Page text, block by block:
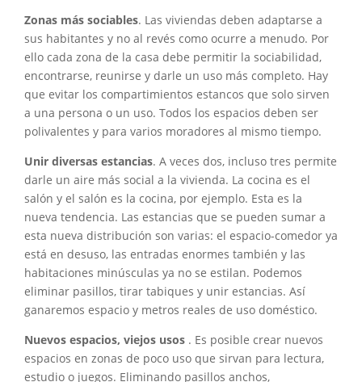
Zonas más sociables. Las viviendas deben adaptarse a
sus habitantes y no al revés como ocurre a menudo. Por
ello cada zona de la casa debe permitir la sociabilidad,
encontrarse, reunirse y darle un uso más completo. Hay
que evitar los compartimientos estancos que solo sirven
a una persona o un uso. Todos los espacios deben ser
polivalentes y para varios moradores al mismo tiempo.
Unir diversas estancias. A veces dos, incluso tres permite
darle un aire más social a la vivienda. La cocina es el
salón y el salón es la cocina, por ejemplo. Esta es la
nueva tendencia. Las estancias que se pueden su­mar a
esta nueva distribución son varias: el espacio-comedor ya
está en desuso, las entradas enormes también y las
habitaciones minúsculas ya no se estilan. Podemos
eliminar pasillos, tirar tabiques y unir estancias. Así
ganaremos espacio y metros reales de uso doméstico.
Nuevos espacios, viejos usos . Es posible crear nuevos
espacios en zonas de poco uso que sirvan para lectura,
estudio o juegos. Eliminando pasillos anchos,